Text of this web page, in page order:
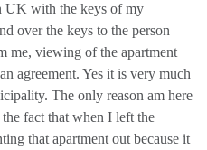
UK with the keys of my
over the keys to the person
me, viewing of the apartment
agreement. Yes it is very much
The only reason am here
fact that when I left the
that apartment out because it